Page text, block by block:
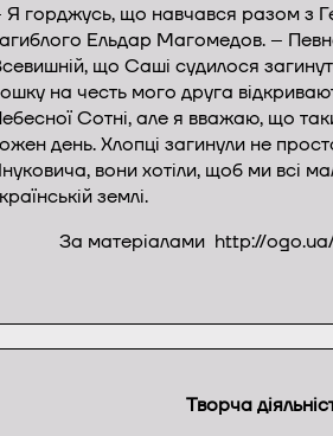
Я горджусь, що навчався разом з
Ельдар Магомедов. –
що Саші судилося
на честь мого друга
Сотні, але я вважаю, що
день. Хлопці загинули не
вони хотіли, щоб ми всі
землі.
За матеріалами http://
Творча